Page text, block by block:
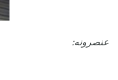
عنصرونه: